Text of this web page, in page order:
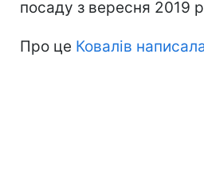
посаду з вересня 2019
Про це Ковалів